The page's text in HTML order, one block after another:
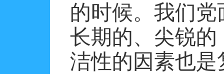
的时候。我们党
长期的、尖锐
洁性的因素也